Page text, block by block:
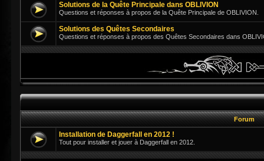
Solutions de la Quête Principale dans OBLIVION
Questions et réponses à propos de la Quête Principale de OBLIVION.
Solutions des Quêtes Secondaires
Questions et réponses à propos des Quêtes Secondaires dans
Forum
Installation de Daggerfall en 2012 !
Tout pour installer et jouer à Daggerfall en 2012.